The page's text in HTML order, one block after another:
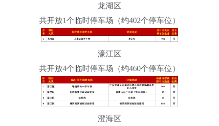
龙湖区
共开放1个临时停车场（约402个停车位）
濠江区
共开放4个临时停车场（约460个停车位）
澄海区